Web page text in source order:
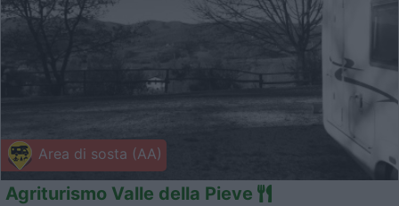
Area di sosta (AA)
Agriturismo Valle della Pieve